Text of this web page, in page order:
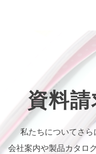
資料
私たちについてさ
会社案内や製品カタロ